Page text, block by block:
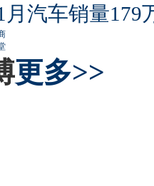
月汽车销量179
更多>>